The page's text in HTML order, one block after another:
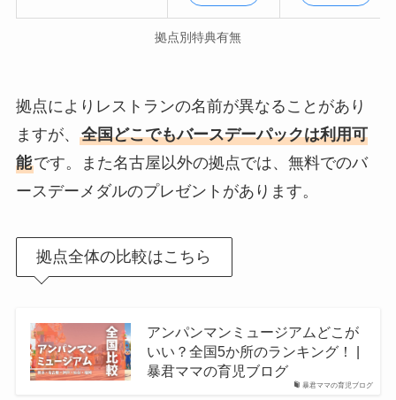
拠点別特典有無
拠点によりレストランの名前が異なることがあり
ますが、 全国どこでもバースデーパックは利用可
能です。また名古屋以外の拠点では、無料でのバ
ースデーメダルのプレゼントがあります。
拠点全体の比較はこちら
暴君ママの育児ブログ
アンパンマンミュージアムどこが
いい？全国5か所のランキング！ |
暴君ママの育児ブログ